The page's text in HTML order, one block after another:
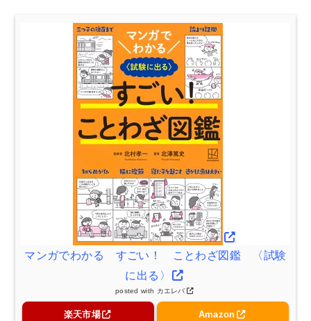
マンガでわかる すごい！ ことわざ図鑑 〈試験
に出る〉
posted with カエレバ
楽天市場 Amazon